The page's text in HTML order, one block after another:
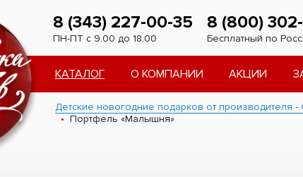
8 (343) 227-00-35
ПН-ПТ с 9.00 до 18.00
8 (800)
Бесплатный по
КАТАЛОГ О КОМПАНИИ АКЦИИ
Детские новогодние подарков от производителя
Портфель «Малышня»